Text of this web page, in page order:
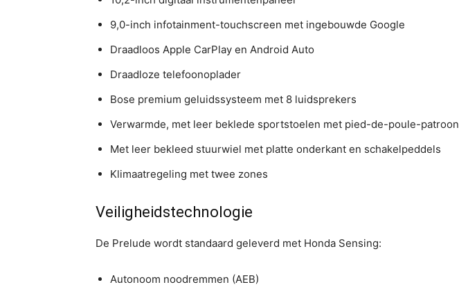
9,0-inch infotainment-touchscreen met ingebouwde Google
Draadloos Apple CarPlay en Android Auto
Draadloze telefoonoplader
Bose premium geluidssysteem met 8 luidsprekers
Verwarmde, met leer beklede sportstoelen met pied-de-poule-patroon
Met leer bekleed stuurwiel met platte onderkant en schakelpeddels
Klimaatregeling met twee zones
Veiligheidstechnologie
De Prelude wordt standaard geleverd met Honda Sensing:
Autonoom noodremmen (AEB)